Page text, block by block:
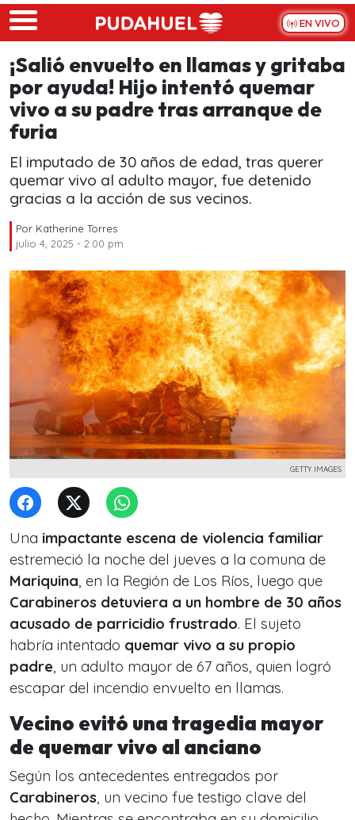
Skip to main content
EN VIVO
¡Salió envuelto en llamas y gritaba
por ayuda! Hijo intentó quemar
vivo a su padre tras arranque de
furia
El imputado de 30 años de edad, tras querer
quemar vivo al adulto mayor, fue detenido
gracias a la acción de sus vecinos.
Por Katherine Torres
julio 4, 2025 - 2:00 pm
GETTY IMAGES
Una impactante escena de violencia familiar
estremeció la noche del jueves a la comuna de
Mariquina, en la Región de Los Ríos, luego que
Carabineros detuviera a un hombre de 30 años
acusado de parricidio frustrado. El sujeto
habría intentado quemar vivo a su propio
padre, un adulto mayor de 67 años, quien logró
escapar del incendio envuelto en llamas.
Vecino evitó una tragedia mayor
de quemar vivo al anciano
Según los antecedentes entregados por
Carabineros, un vecino fue testigo clave del